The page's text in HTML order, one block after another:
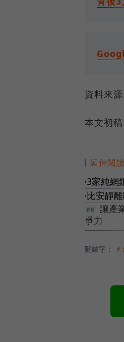
資料來源
本文初
延伸閱讀
● 3家純網
● 比安靜
讓產
爭力
關鍵字：